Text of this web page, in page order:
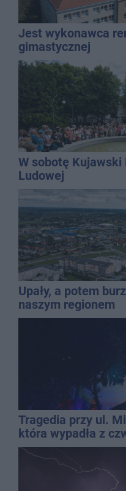
Jest wykonawca
gimastycznej
W sobotę
Ludowej
Upały, a potem
naszym regionem
Tragedia przy ul.
która wypadła z